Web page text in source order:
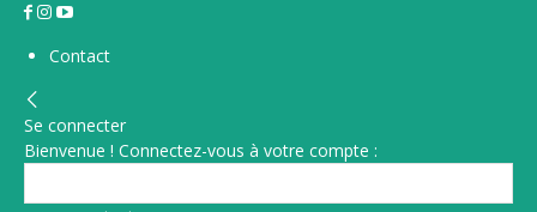
Contact
Se connecter
Bienvenue ! Connectez-vous à votre compte :